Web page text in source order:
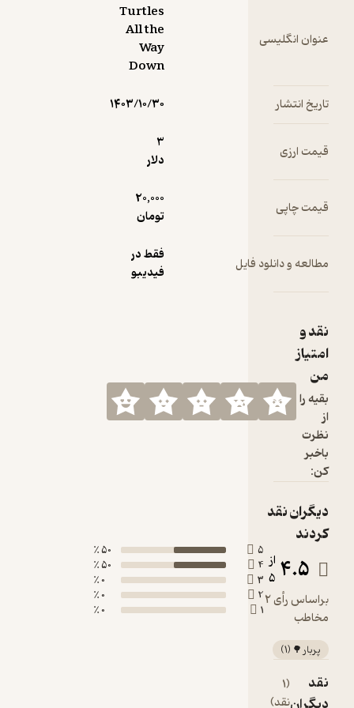
عنوان انگلیسی
Turtles
All the
Way
Down
تاریخ انتشار ۱۴۰۳/۱۰/۳۰
قیمت ارزی
دلار
قیمت چاپی
20,000
تومان
مطالعه و دانلود فایل
فقط در
فیدیبو
نقد و
امتیاز
من
بقیه را
نظرت
باخبر
کن:
دیگران نقد
کردند
4.5 از
5
براساس رأی 2
مخاطب
پربار 🌳(
1
)
50 ٪
4
50 ٪
3
2
1
نقد
نقد)